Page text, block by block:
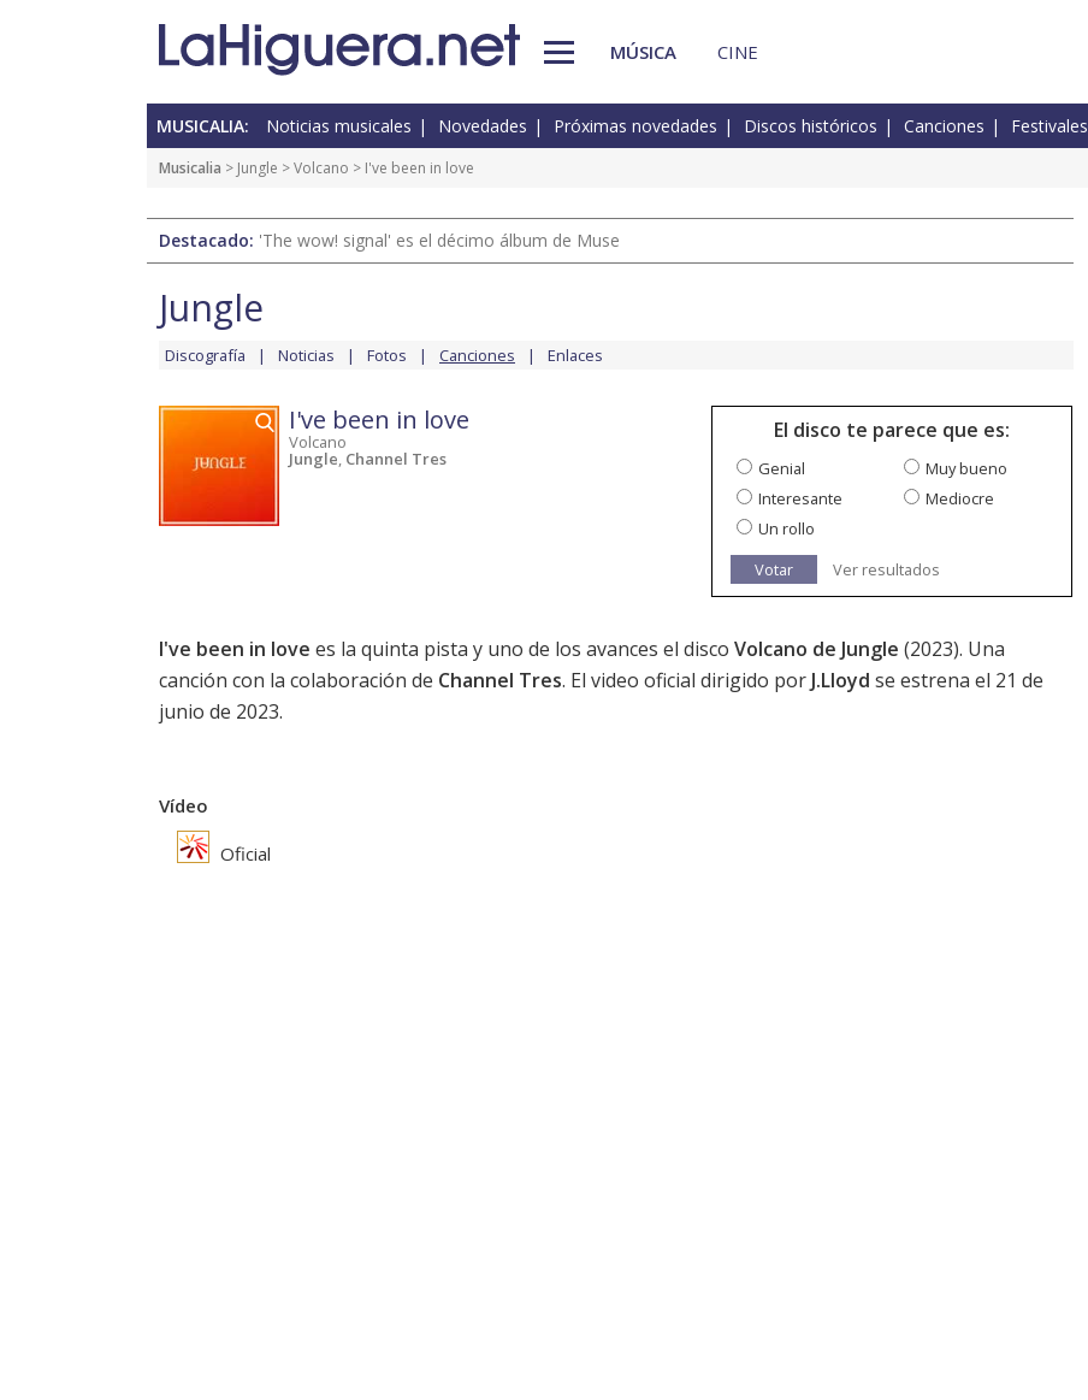
MÚSICA CINE
MUSICALIA: Noticias musicales Novedades Próximas novedades Discos históricos Canciones Festivales
Musicalia > Jungle >Volcano > I've been in love
Destacado: 'The wow! signal' es el décimo álbum de Muse
Jungle
Discografía Noticias Fotos Canciones Enlaces
I've been in love
Volcano
Jungle, Channel Tres
El disco te parece que es:
Genial
Muy bueno
Interesante
Mediocre
Un rollo
Votar
Ver resultados
I've been in love es la quinta pista y uno de los avances el disco Volcano de Jungle (2023). Una
canción con la colaboración de Channel Tres. El video oficial dirigido por J.Lloyd se estrena el 21 de
junio de 2023.
Vídeo
Oficial